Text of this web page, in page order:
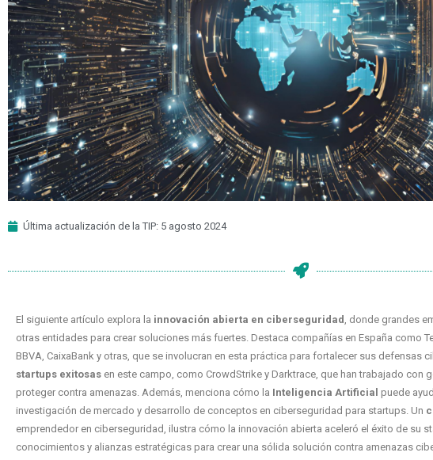
Última actualización de la TIP: 5 agosto 2024
El siguiente artículo explora la innovación abierta en ciberseguridad , donde grandes
otras entidades para crear soluciones más fuertes. Destaca compañías en España como
BBVA, CaixaBank y otras, que se involucran en esta práctica para fortalecer sus defensas
startups exitosas en este campo, como CrowdStrike y Darktrace, que han trabajado con
proteger contra amenazas. Además, menciona cómo la Inteligencia Artificial puede
investigación de mercado y desarrollo de conceptos en ciberseguridad para startups. Un
emprendedor en ciberseguridad, ilustra cómo la innovación abierta aceleró el éxito de su
conocimientos y alianzas estratégicas para crear una sólida solución contra amenazas